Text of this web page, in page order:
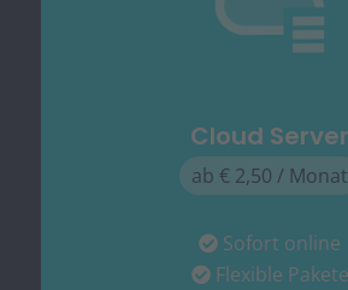
Cloud Server
ab € 2,50 / Monat
Sofort online
Flexible Pakete